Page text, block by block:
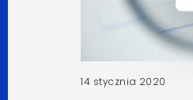
14 stycznia 2020